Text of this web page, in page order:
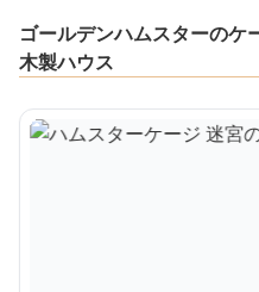
ゴールデンハムスターのケ
木製ハウス